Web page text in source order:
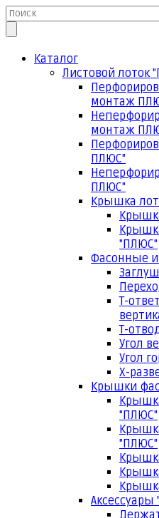
Каталог
Листовой лоток
монтаж
монтаж
ПЛЮС"
ПЛЮС"
Крышка
"ПЛЮС"
Фасонные
Т-
Т-
Угол
Угол
Х-
Крышки
"ПЛЮС"
"ПЛЮС"